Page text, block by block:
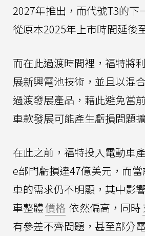
2027年推出，而代號T3的下
從原本2025年上市時間延後
而在此過渡時間裡，福特將
展新興電池技術，並且以混
過渡發展產品，藉此避免當
車款發展可能產生虧損問題
在此之前，福特投入電動車
e部門虧損達47億美元，而
車的需求仍不明顯，其中影
車整體價格 依然偏高，同時
有參差不齊問題，甚至部分